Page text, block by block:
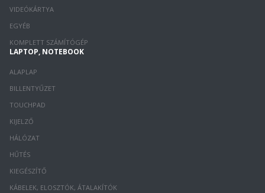
VIDEÓKÁRTYA
EGYÉB
KOMPLETT SZÁMÍTÓGÉP
LAPTOP, NOTEBOOK
ALAPLAP
BILLENTYŰZET
TOUCHPAD
KIJELZŐ
HÁLÓZAT
HŰTÉS
KIEGÉSZÍTŐ
KÁBELEK, ELOSZTÓK, ÁTALAKÍTÓK